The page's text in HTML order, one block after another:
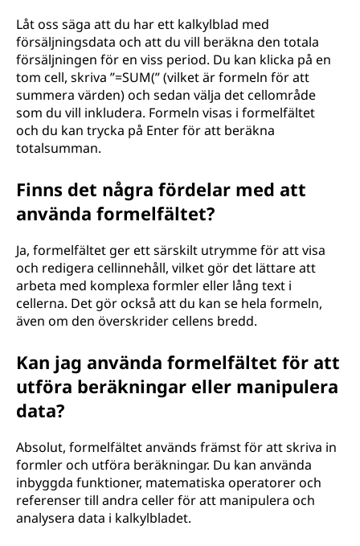
Låt oss säga att du har ett kalkylblad med
försäljningsdata och att du vill beräkna den totala
försäljningen för en viss period. Du kan klicka på en
tom cell, skriva ”=SUM(” (vilket är formeln för att
summera värden) och sedan välja det cellområde
som du vill inkludera. Formeln visas i formelfältet
och du kan trycka på Enter för att beräkna
totalsumman.
Finns det några fördelar med att
använda formelfältet?
Ja, formelfältet ger ett särskilt utrymme för att visa
och redigera cellinnehåll, vilket gör det lättare att
arbeta med komplexa formler eller lång text i
cellerna. Det gör också att du kan se hela formeln,
även om den överskrider cellens bredd.
Kan jag använda formelfältet för att
utföra beräkningar eller manipulera
data?
Absolut, formelfältet används främst för att skriva in
formler och utföra beräkningar. Du kan använda
inbyggda funktioner, matematiska operatorer och
referenser till andra celler för att manipulera och
analysera data i kalkylbladet.